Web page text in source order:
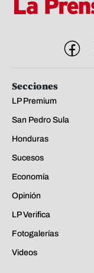
Secciones
LP Premium
San Pedro Sula
Honduras
Sucesos
Economía
Opinión
LP Verifica
Fotogalerías
Videos